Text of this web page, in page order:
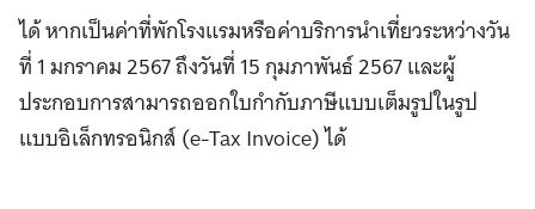
ได้ หากเป็นค่าที่พักโรงแรมหรือค่าบริการนำเที่ยวระหว่างวัน
ที่ 1 มกราคม 2567 ถึงวันที่ 15 กุมภาพันธ์ 2567 และผู้
ประกอบการสามารถออกใบกำกับภาษีแบบเต็มรูปในรูป
แบบอิเล็กทรอนิกส์ (e-Tax Invoice) ได้